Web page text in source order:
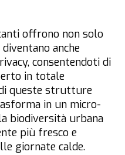
offrono non solo
anche
consentendoti di
in totale
queste strutture
in un micro-
biodiversità urbana
più fresco e
giornate calde.